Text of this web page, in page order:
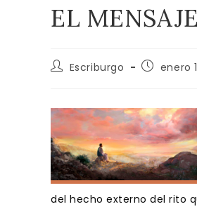
EL MENSAJE
Autor
entrada:
Escriburgo
entrada:
enero
del hecho externo del rito